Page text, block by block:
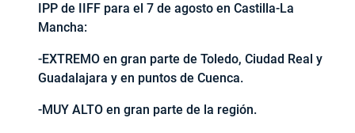
IPP de IIFF para el 7 de agosto en Castilla-La
Mancha:
-EXTREMO en gran parte de Toledo, Ciudad Real y
Guadalajara y en puntos de Cuenca.
-MUY ALTO en gran parte de la región.